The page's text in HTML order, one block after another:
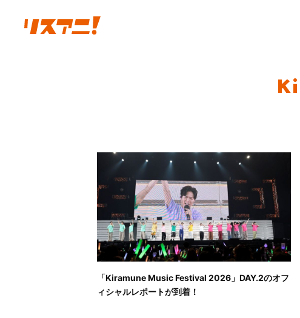
「Kiramune Music Festival 2026」DAY.2のオフ
ィシャルレポートが到着！